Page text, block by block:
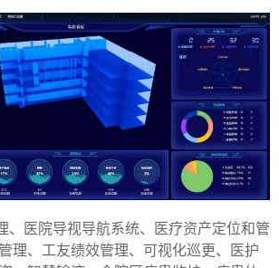
、医院导视导航系统、医疗资产定位和管
理、工友绩效管理、可视化巡更、医护